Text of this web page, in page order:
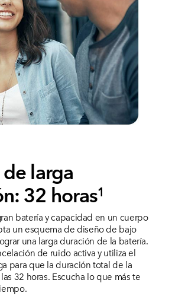
larga
32 horas1
batería y capacidad en un cuerpo
un esquema de diseño de bajo
una larga duración de la batería.
de ruido activa y utiliza el
para que la duración total de la
32 horas. Escucha lo que más te